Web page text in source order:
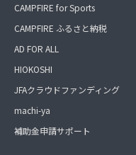
CAMPFIRE for Sports
CAMPFIRE ふるさと納税
AD FOR ALL
HIOKOSHI
JFAクラウドファンディング
machi-ya
補助金申請サポート